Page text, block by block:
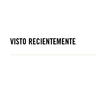
VISTO RECIENTEMENTE